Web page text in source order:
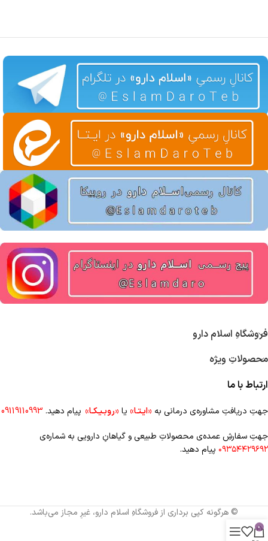
فروشگاهِ اسلام دارو
محصولاتِ ویژه
ارتباط با ما
جهتِ دریافتِ مشاوره‌ی درمانی به «ایـتـا» یا «روبـیـکـا» پیام دهید. 09119110993
جهتِ سفارشِ عمده‌‌ی محصولاتِ طبیعی و گیاهانِ دارویی به شماره‌ی
۰۹۳۵۴۴۲۹۶۹۲ پیام دهید.
© هرگونه کپی برداری از فروشگاهِ اسلام دارو، غیرِ مجاز می‌باشد.
0